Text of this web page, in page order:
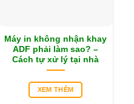
Máy in không nhận khay
ADF phải làm sao? –
Cách tự xử lý tại nhà
XEM THÊM